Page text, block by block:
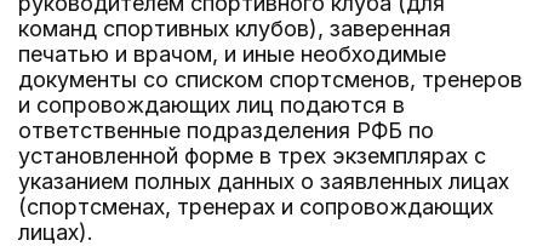
команд спортивных клубов), заверенная
печатью и врачом, и иные необходимые
документы со списком спортсменов, тренеров
и сопровождающих лиц подаются в
ответственные подразделения РФБ по
установленной форме в трех экземплярах с
указанием полных данных о заявленных лицах
(спортсменах, тренерах и сопровождающих
лицах).